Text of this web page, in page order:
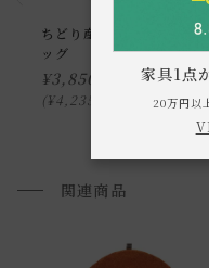
・アイアンやワイヤーを
じられる風合いに仕上げ
・スチール製品は使用し
生する場合がございます
・錆が一切でない仕様で
つ特徴としてご理解くだ
・色の濃淡や製品ごとに
・お使いのPC画面等や
ちどり産業 ヒヤシンス バ
ッグ
¥3,850
¥4,235
関連商品
家具1点
20万円以